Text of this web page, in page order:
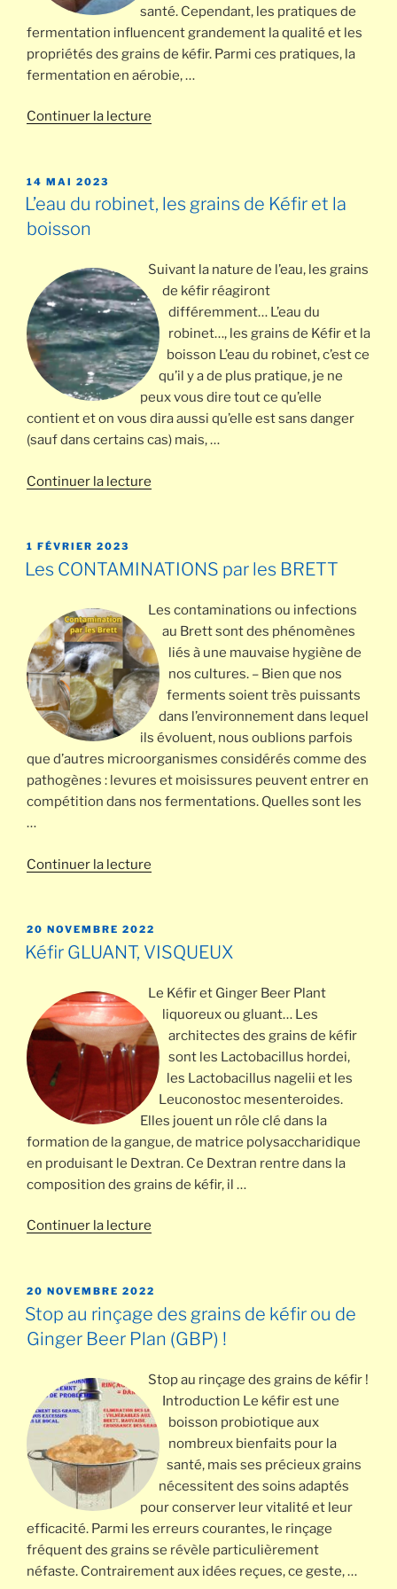
santé. Cependant, les pratiques de
fermentation influencent grandement la qualité et les
propriétés des grains de kéfir. Parmi ces pratiques, la
fermentation en aérobie, …
Continuer la lecture
=
! »
PUBLIÉ
LE
14 MAI 2023
L’eau du robinet, les grains de Kéfir et la
boisson
Suivant la nature de l’eau, les grains
de kéfir réagiront
différemment… L’eau du
robinet…, les grains de Kéfir et la
boisson L’eau du robinet, c’est ce
qu’il y a de plus pratique, je ne
peux vous dire tout ce qu’elle
contient et on vous dira aussi qu’elle est sans danger
(sauf dans certains cas) mais, …
Continuer la lecture
les
de
Kéfir
et
la
boisson »
PUBLIÉ
LE
1 FÉVRIER 2023
Les CONTAMINATIONS par les BRETT
Les contaminations ou infections
au Brett sont des phénomènes
liés à une mauvaise hygiène de
nos cultures. – Bien que nos
ferments soient très puissants
dans l’environnement dans lequel
ils évoluent, nous oublions parfois
que d’autres microorganismes considérés comme des
pathogènes : levures et moisissures peuvent entrer en
compétition dans nos fermentations. Quelles sont les
…
Continuer la lecture
par
les
PUBLIÉ
LE
20 NOVEMBRE 2022
Kéfir GLUANT, VISQUEUX
Le Kéfir et Ginger Beer Plant
liquoreux ou gluant… Les
architectes des grains de kéfir
sont les Lactobacillus hordei,
les Lactobacillus nagelii et les
Leuconostoc mesenteroides.
Elles jouent un rôle clé dans la
formation de la gangue, de matrice polysaccharidique
en produisant le Dextran. Ce Dextran rentre dans la
composition des grains de kéfir, il …
Continuer la lecture
VISQUEUX »
PUBLIÉ
LE
20 NOVEMBRE 2022
Stop au rinçage des grains de kéfir ou de
Ginger Beer Plan (GBP) !
Stop au rinçage des grains de kéfir !
Introduction Le kéfir est une
boisson probiotique aux
nombreux bienfaits pour la
santé, mais ses précieux grains
nécessitent des soins adaptés
pour conserver leur vitalité et leur
efficacité. Parmi les erreurs courantes, le rinçage
fréquent des grains se révèle particulièrement
néfaste. Contrairement aux idées reçues, ce geste, …